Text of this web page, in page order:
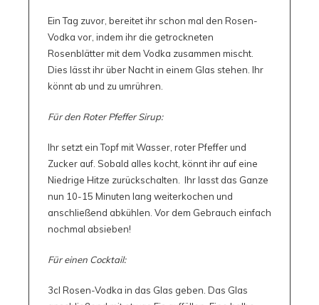
Ein Tag zuvor, bereitet ihr schon mal den Rosen-
Vodka vor, indem ihr die getrockneten
Rosenblätter mit dem Vodka zusammen mischt.
Dies lässt ihr über Nacht in einem Glas stehen. Ihr
könnt ab und zu umrühren.
Für den Roter Pfeffer Sirup:
Ihr setzt ein Topf mit Wasser, roter Pfeffer und
Zucker auf. Sobald alles kocht, könnt ihr auf eine
Niedrige Hitze zurückschalten. Ihr lasst das Ganze
nun 10-15 Minuten lang weiterkochen und
anschließend abkühlen. Vor dem Gebrauch einfach
nochmal absieben!
Für einen Cocktail:
3cl Rosen-Vodka in das Glas geben. Das Glas